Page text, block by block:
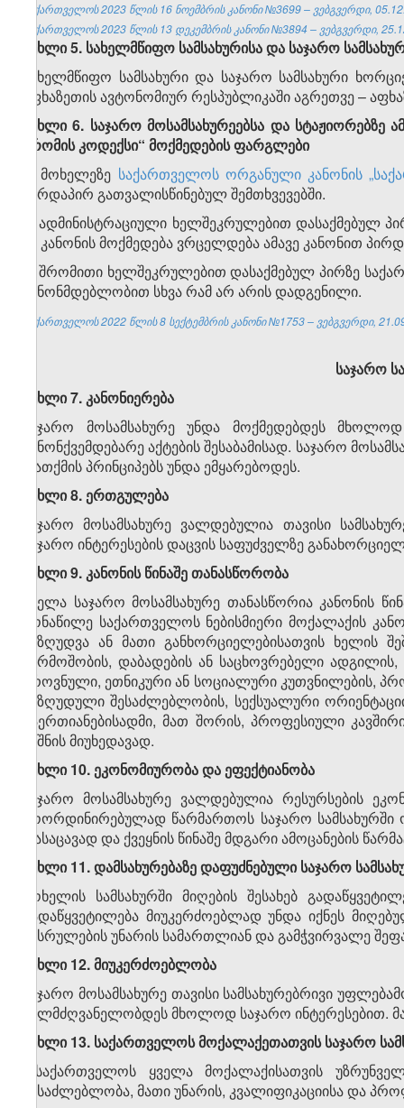
საქართველოს 2023 წლის 16 ნოემბრის კანონი №3699 – ვებგვერდი,
საქართველოს 2023 წლის 13 დეკემბრის კანონი №3894 – ვებგვერდი,
მუხლი 5. სახელმწიფო სამსახურისა და საჯარო
სახელმწიფო სამსახური და საჯარო სამსახური
აფხაზეთის ავტონომიურ რესპუბლიკაში აგრეთვე –
მუხლი 6. საჯარო მოსამსახურეებსა და
შრომის კოდექსი“ მოქმედების ფარგლები
1. მოხელეზე საქართველოს ორგანული კანონის
პირდაპირ გათვალისწინებულ შემთხვევებში.
2. ადმინისტრაციული ხელშეკრულებით დასაქმებულ
ამ კანონის მოქმედება ვრცელდება ამავე კანონით
3. შრომითი ხელშეკრულებით დასაქმებულ პირზე
კანონმდებლობით სხვა რამ არ არის დადგენილი.
საქართველოს 2022 წლის 8 სექტემბრის კანონი №1753 – ვებგვერდი,
საჯარო
მუხლი 7. კანონიერება
საჯარო მოსამსახურე უნდა მოქმედებდეს
კანონქვემდებარე აქტების შესაბამისად. საჯარო
დათქმის პრინციპებს უნდა ემყარებოდეს.
მუხლი 8. ერთგულება
საჯარო მოსამსახურე ვალდებულია თავისი
საჯარო ინტერესების დაცვის საფუძველზე
მუხლი 9. კანონის წინაშე თანასწორობა
ყველა საჯარო მოსამსახურე თანასწორია კანონის
მონაწილე საქართველოს ნებისმიერი მოქალაქის
შეზღუდვა ან მათი განხორციელებისათვის ხელის
წარმოშობის, დაბადების ან საცხოვრებელი
ეროვნული, ეთნიკური ან სოციალური კუთვნილების,
შეზღუდული შესაძლებლობის, სექსუალური
გაერთიანებისადმი, მათ შორის, პროფესიული
ნიშნის მიუხედავად.
მუხლი 10. ეკონომიურობა და ეფექტიანობა
საჯარო მოსამსახურე ვალდებულია რესურსების
კოორდინირებულად წარმართოს საჯარო
დასაცავად და ქვეყნის წინაშე მდგარი ამოცანების
მუხლი 11. დამსახურებაზე დაფუძნებული საჯარო
მოხელის სამსახურში მიღების შესახებ
გადაწყვეტილება მიუკერძოებლად უნდა იქნეს
შესრულების უნარის სამართლიან და გამჭვირვალე
მუხლი 12. მიუკერძოებლობა
საჯარო მოსამსახურე თავისი სამსახურებრივი
ხელმძღვანელობდეს მხოლოდ საჯარო ინტერესებით.
მუხლი 13. საქართველოს მოქალაქეთათვის საჯარო
საქართველოს ყველა მოქალაქისათვის
შესაძლებლობა, მათი უნარის, კვალიფიკაციისა და